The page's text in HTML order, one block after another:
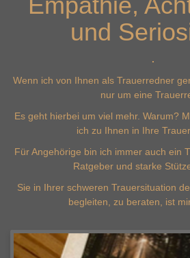
und
.
Wenn ich von Ihnen als Trauerredner
nur um eine
Es geht hierbei um viel mehr. Warum?
ich zu Ihnen in Ihre
Für Angehörige bin ich immer auch ein
Ratgeber und starke
Sie in Ihrer schweren Trauersituation
begleiten, zu beraten, ist